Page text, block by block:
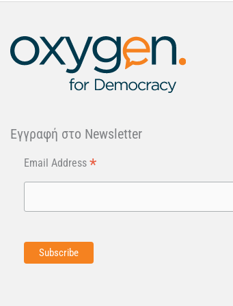
Εγγραφή στo Newsletter
Email Address *